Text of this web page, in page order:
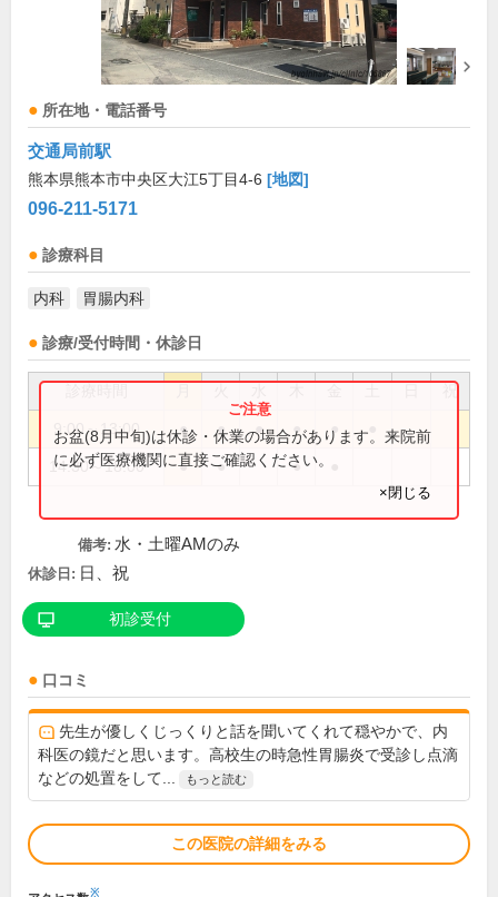
所在地・電話番号
交通局前駅
熊本県熊本市中央区大江5丁目4-6 [地図]
096-211-5171
診療科目
内科 胃腸内科
診療/受付時間・休診日
祝
9:00～13:00 ● ● ● ● ●
14:30～18:00 ● ● ●
お盆(8月中旬)は休診・休業の場合があります。来院前
に必ず医療機関に直接ご確認ください。
×閉じる
備考: 水・土曜AMのみ
休診日: 日、祝
初診受付
口コミ
先生が優しくじっくりと話を聞いてくれて穏やかで、内
科医の鏡だと思います。高校生の時急性胃腸炎で受診し点滴
などの処置をして...
もっと読む
この医院の詳細をみる
※